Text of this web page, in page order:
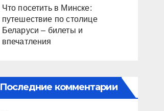
Что посетить в Минске:
путешествие по столице
Беларуси – билеты и
впечатления
Последние комментарии